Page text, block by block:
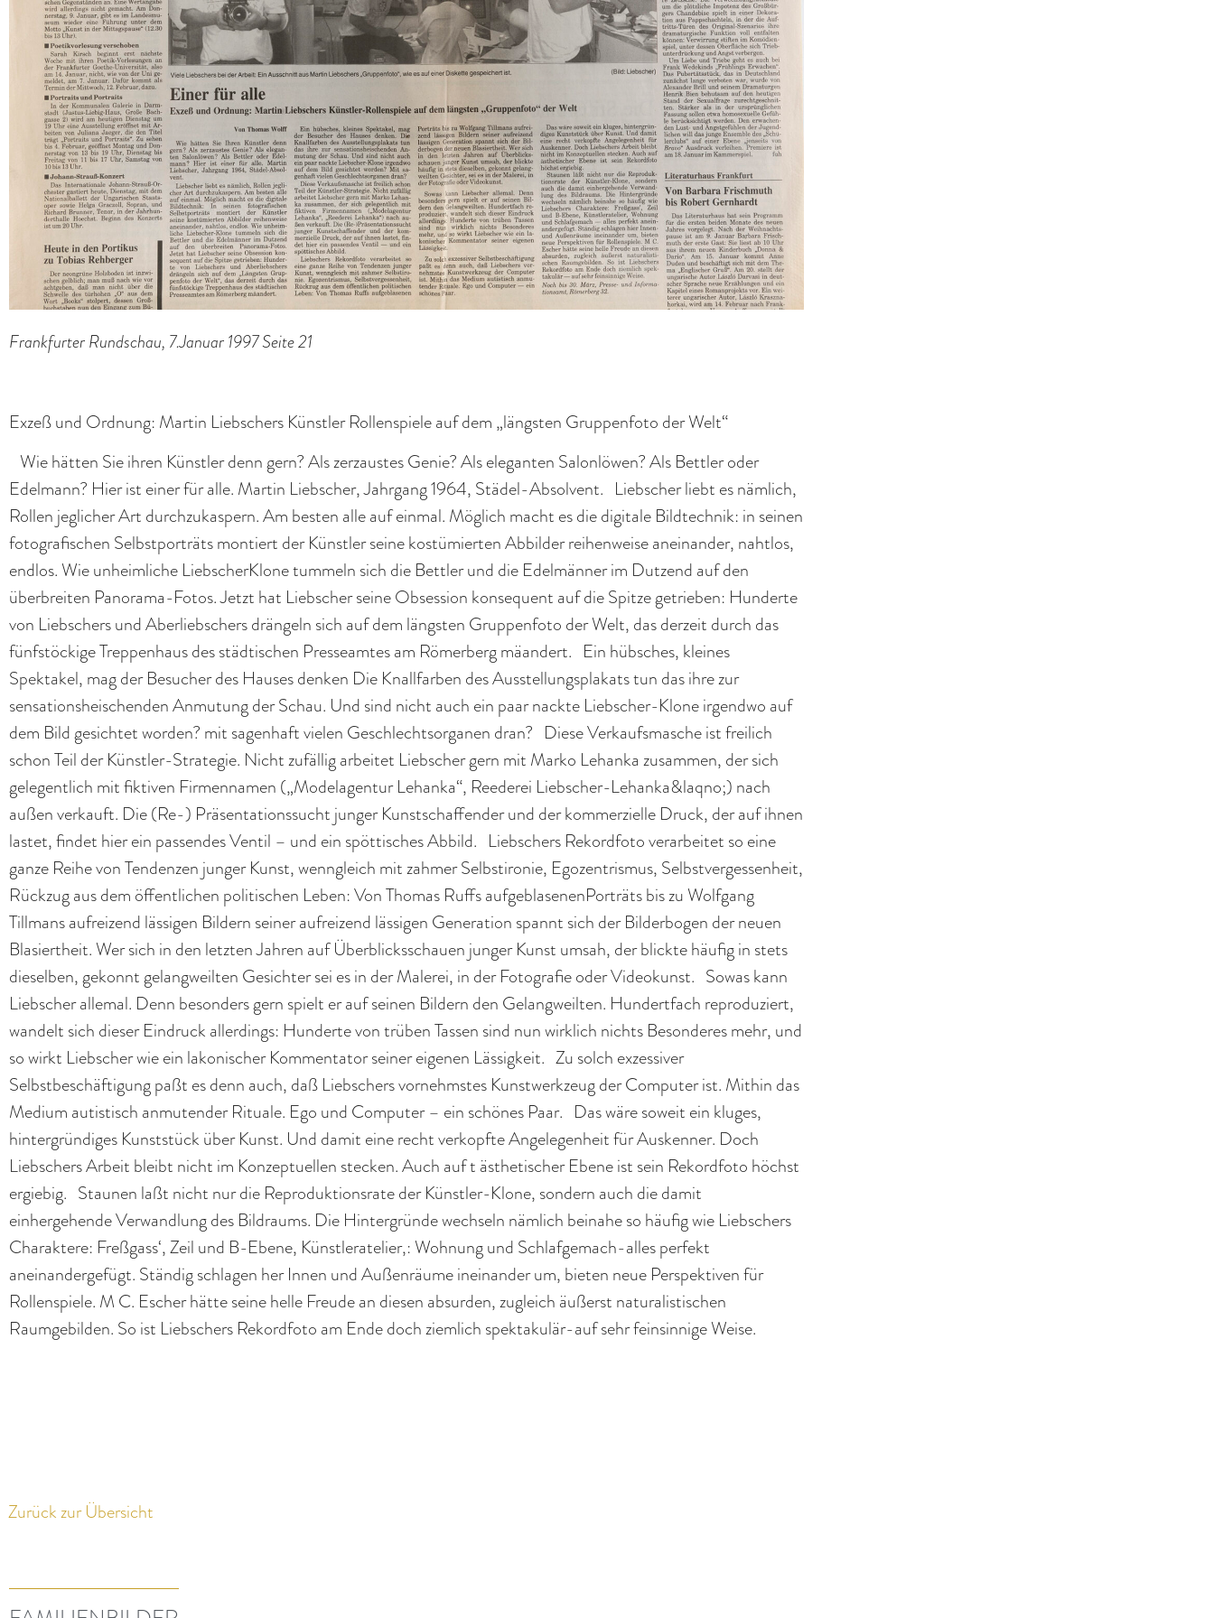
Frankfurter Rundschau, 7.Januar 1997 Seite 21
Exzeß und Ordnung: Martin Liebschers Künstler Rollenspiele auf dem „längsten Gruppenfoto der Welt“
Wie hätten Sie ihren Künstler denn gern? Als zerzaustes Genie? Als eleganten Salonlöwen? Als Bettler oder
Edelmann? Hier ist einer für alle. Martin Liebscher, Jahrgang 1964, Städel-Absolvent. Liebscher liebt es nämlich,
Rollen jeglicher Art durchzukaspern. Am besten alle auf einmal. Möglich macht es die digitale Bildtechnik: in seinen
fotografischen Selbstporträts montiert der Künstler seine kostümierten Abbilder reihenweise aneinander, nahtlos,
endlos. Wie unheimliche LiebscherKlone tummeln sich die Bettler und die Edelmänner im Dutzend auf den
überbreiten Panorama-Fotos. Jetzt hat Liebscher seine Obsession konsequent auf die Spitze getrieben: Hunderte
von Liebschers und Aberliebschers drängeln sich auf dem längsten Gruppenfoto der Welt, das derzeit durch das
fünfstöckige Treppenhaus des städtischen Presseamtes am Römerberg mäandert. Ein hübsches, kleines
Spektakel, mag der Besucher des Hauses denken Die Knallfarben des Ausstellungsplakats tun das ihre zur
sensationsheischenden Anmutung der Schau. Und sind nicht auch ein paar nackte Liebscher-Klone irgendwo auf
dem Bild gesichtet worden? mit sagenhaft vielen Geschlechtsorganen dran? Diese Verkaufsmasche ist freilich
schon Teil der Künstler-Strategie. Nicht zufällig arbeitet Liebscher gern mit Marko Lehanka zusammen, der sich
gelegentlich mit fiktiven Firmennamen („Modelagentur Lehanka“, Reederei Liebscher-Lehanka&laqno;) nach
außen verkauft. Die (Re-) Präsentationssucht junger Kunstschaffender und der kommerzielle Druck, der auf ihnen
lastet, findet hier ein passendes Ventil – und ein spöttisches Abbild. Liebschers Rekordfoto verarbeitet so eine
ganze Reihe von Tendenzen junger Kunst, wenngleich mit zahmer Selbstironie, Egozentrismus, Selbstvergessenheit,
Rückzug aus dem öffentlichen politischen Leben: Von Thomas Ruffs aufgeblasenenPorträts bis zu Wolfgang
Tillmans aufreizend lässigen Bildern seiner aufreizend lässigen Generation spannt sich der Bilderbogen der neuen
Blasiertheit. Wer sich in den letzten Jahren auf Überblicksschauen junger Kunst umsah, der blickte häufig in stets
dieselben, gekonnt gelangweilten Gesichter sei es in der Malerei, in der Fotografie oder Videokunst. Sowas kann
Liebscher allemal. Denn besonders gern spielt er auf seinen Bildern den Gelangweilten. Hundertfach reproduziert,
wandelt sich dieser Eindruck allerdings: Hunderte von trüben Tassen sind nun wirklich nichts Besonderes mehr, und
so wirkt Liebscher wie ein lakonischer Kommentator seiner eigenen Lässigkeit. Zu solch exzessiver
Selbstbeschäftigung paßt es denn auch, daß Liebschers vornehmstes Kunstwerkzeug der Computer ist. Mithin das
Medium autistisch anmutender Rituale. Ego und Computer – ein schönes Paar. Das wäre soweit ein kluges,
hintergründiges Kunststück über Kunst. Und damit eine recht verkopfte Angelegenheit für Auskenner. Doch
Liebschers Arbeit bleibt nicht im Konzeptuellen stecken. Auch auf t ästhetischer Ebene ist sein Rekordfoto höchst
ergiebig. Staunen laßt nicht nur die Reproduktionsrate der Künstler-Klone, sondern auch die damit
einhergehende Verwandlung des Bildraums. Die Hintergründe wechseln nämlich beinahe so häufig wie Liebschers
Charaktere: Freßgass‘, Zeil und B-Ebene, Künstleratelier,: Wohnung und Schlafgemach-alles perfekt
aneinandergefügt. Ständig schlagen her Innen und Außenräume ineinander um, bieten neue Perspektiven für
Rollenspiele. M C. Escher hätte seine helle Freude an diesen absurden, zugleich äußerst naturalistischen
Raumgebilden. So ist Liebschers Rekordfoto am Ende doch ziemlich spektakulär-auf sehr feinsinnige Weise.
Zurück zur Übersicht